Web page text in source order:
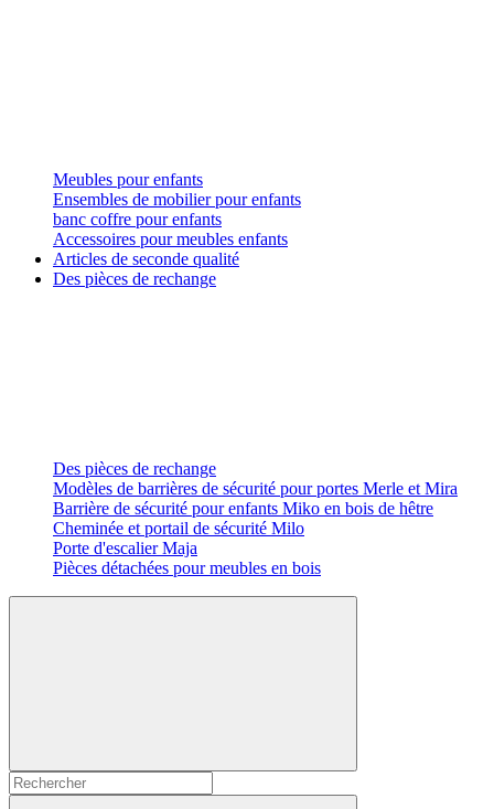
Meubles pour enfants
Ensembles de mobilier pour enfants
banc coffre pour enfants
Accessoires pour meubles enfants
Articles de seconde qualité
Des pièces de rechange
Des pièces de rechange
Modèles de barrières de sécurité pour portes Merle et Mira
Barrière de sécurité pour enfants Miko en bois de hêtre
Cheminée et portail de sécurité Milo
Porte d'escalier Maja
Pièces détachées pour meubles en bois